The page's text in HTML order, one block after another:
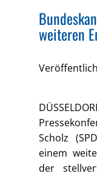
weiteren
Scholz
einem
der